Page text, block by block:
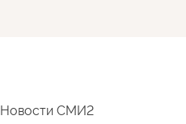
Новости СМИ2